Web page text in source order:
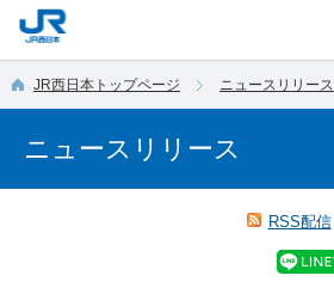
JR西日本トップページ ニュースリリース
ニュースリリース
RSS配信